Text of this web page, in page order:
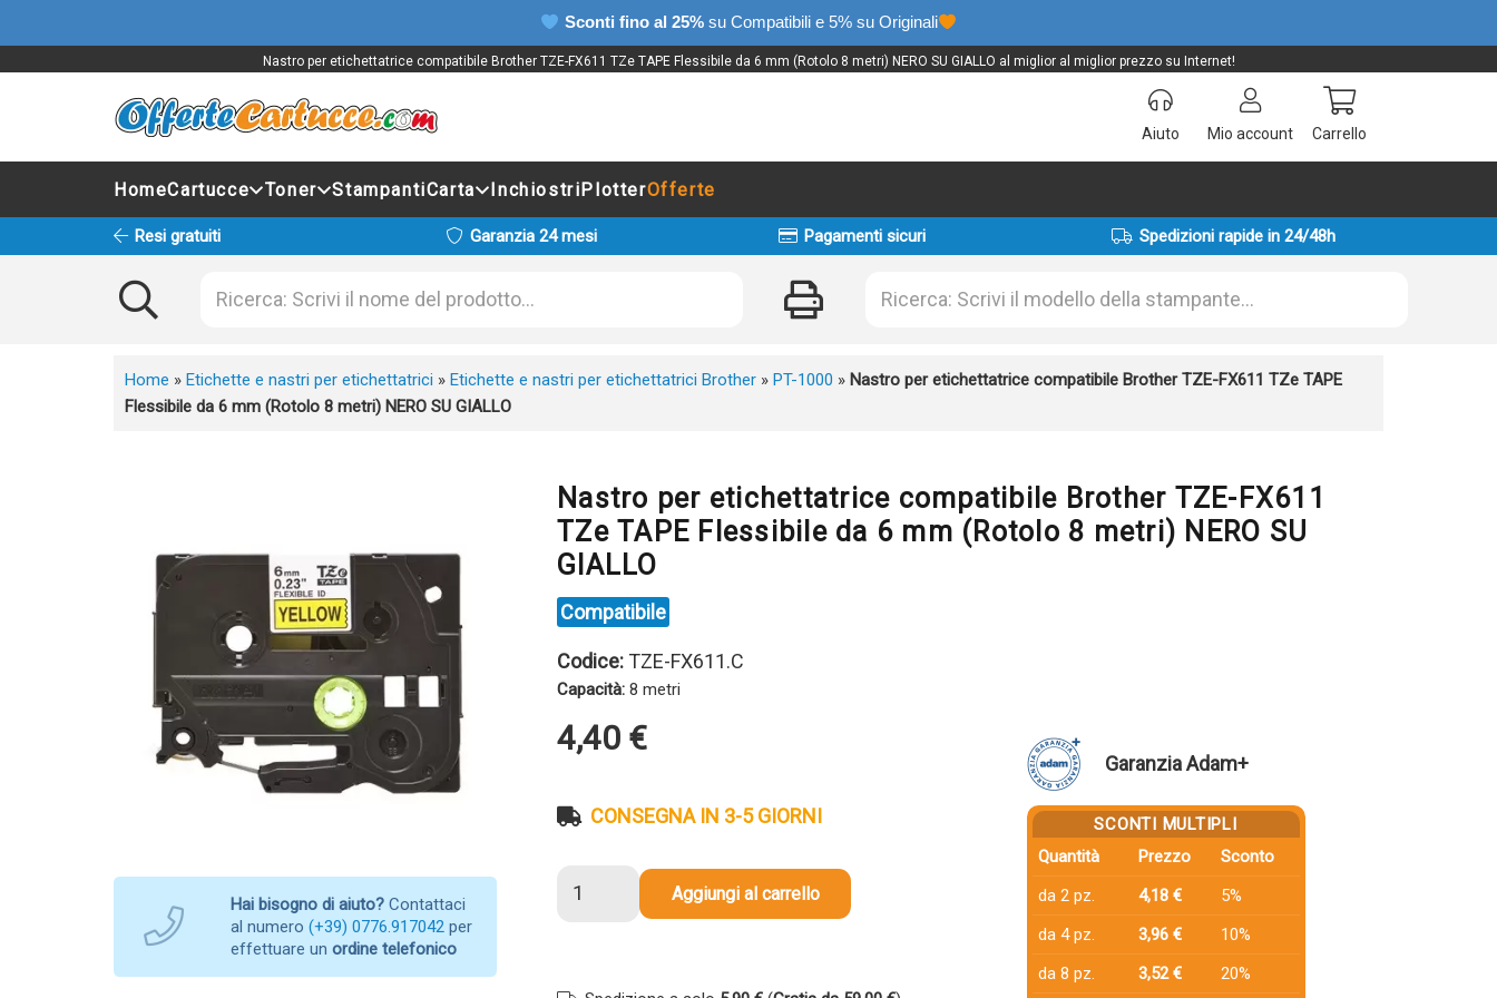
Sconti fino al 25% su Compatibili e 5% su Originali
Nastro per etichettatrice compatibile Brother TZE-FX611 TZe TAPE Flessibile da 6 mm (Rotolo 8 metri) NERO SU GIALLO al miglior al miglior prezzo su Internet!
Aiuto Mio account Carrello
HomeCartucce Toner StampantiCarta InchiostriPlotterOfferte
Resi gratuiti Garanzia 24 mesi Pagamenti sicuri Spedizioni rapide in 24/48h
Home » Etichette e nastri per etichettatrici » Etichette e nastri per etichettatrici Brother » PT-1000 » Nastro per etichettatrice compatibile Brother TZE-FX611 TZe TAPE
Flessibile da 6 mm (Rotolo 8 metri) NERO SU GIALLO
Hai bisogno di aiuto? Contattaci
al numero (+39) 0776.917042 per
effettuare un ordine telefonico
Nastro per etichettatrice compatibile Brother TZE-FX611
TZe TAPE Flessibile da 6 mm (Rotolo 8 metri) NERO SU
GIALLO
Compatibile
Codice: TZE-FX611.C
Capacità: 8 metri
4,40 €
CONSEGNA IN 3-5 GIORNI
per
Aggiungi al carrello
Garanzia Adam+
SCONTI MULTIPLI
Quantità
Prezzo
Sconto
da 2 pz.
4,18 €
5%
da 4 pz.
3,96 €
10%
da 8 pz.
3,52 €
20%